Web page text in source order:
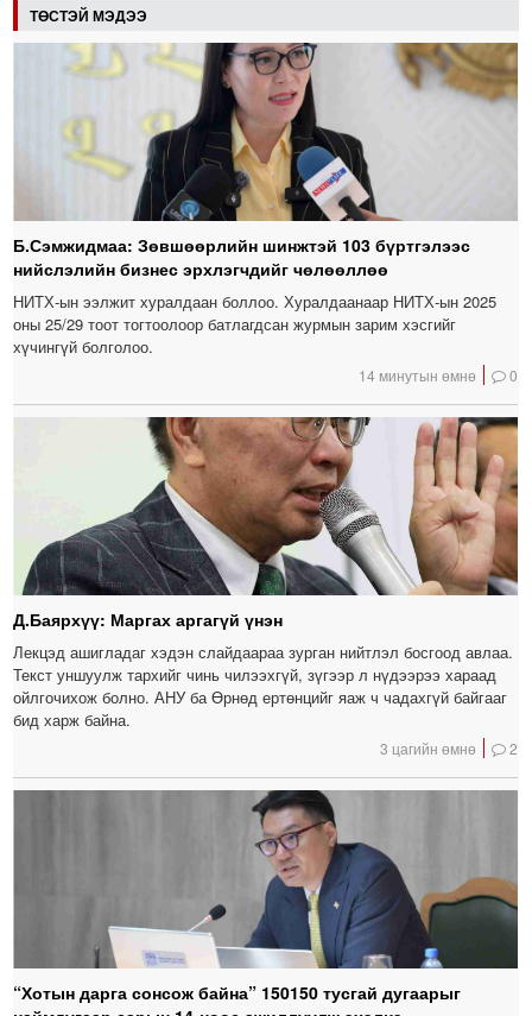
ТӨСТЭЙ МЭДЭЭ
Б.Сэмжидмаа: Зөвшөөрлийн шинжтэй 103 бүртгэлээс
нийслэлийн бизнес эрхлэгчдийг чөлөөллөө
НИТХ-ын ээлжит хуралдаан боллоо. Хуралдаанаар НИТХ-ын 2025
оны 25/29 тоот тогтоолоор батлагдсан журмын зарим хэсгийг
хүчингүй болголоо.
14 минутын өмнө 0
Д.Баярхүү: Маргах аргагүй үнэн
Лекцэд ашигладаг хэдэн слайдаараа зурган нийтлэл босгоод авлаа.
Текст уншуулж тархийг чинь чилээхгүй, зүгээр л нүдээрээ хараад
ойлгочихож болно. АНУ ба Өрнөд ертөнцийг яаж ч чадахгүй байгааг
бид харж байна.
3 цагийн өмнө 2
“Хотын дарга сонсож байна” 150150 тусгай дугаарыг